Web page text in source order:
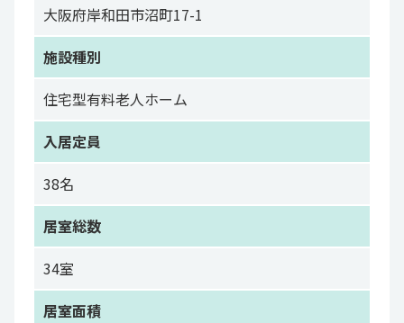
大阪府岸和田市沼町17-1
施設種別
住宅型有料老人ホーム
入居定員
38名
居室総数
34室
居室面積